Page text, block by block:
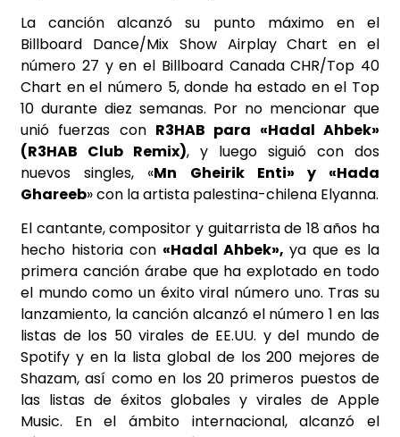
La canción alcanzó su punto máximo en el
Billboard Dance/Mix Show Airplay Chart en el
número 27 y en el Billboard Canada CHR/Top 40
Chart en el número 5, donde ha estado en el Top
10 durante diez semanas. Por no mencionar que
unió fuerzas con R3HAB para «Hadal Ahbek»
(R3HAB Club Remix), y luego siguió con dos
nuevos singles, «Mn Gheirik Enti» y «Hada
Ghareeb» con la artista palestina-chilena Elyanna.
El cantante, compositor y guitarrista de 18 años ha
hecho historia con «Hadal Ahbek», ya que es la
primera canción árabe que ha explotado en todo
el mundo como un éxito viral número uno. Tras su
lanzamiento, la canción alcanzó el número 1 en las
listas de los 50 virales de EE.UU. y del mundo de
Spotify y en la lista global de los 200 mejores de
Shazam, así como en los 20 primeros puestos de
las listas de éxitos globales y virales de Apple
Music. En el ámbito internacional, alcanzó el